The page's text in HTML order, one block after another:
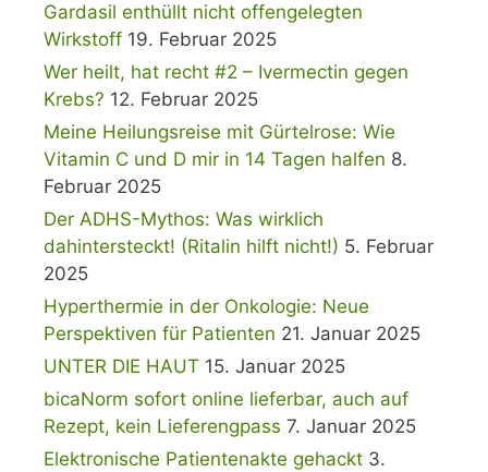
Gardasil enthüllt nicht offengelegten
Wirkstoff 19. Februar 2025
Wer heilt, hat recht #2 – Ivermectin gegen
Krebs? 12. Februar 2025
Meine Heilungsreise mit Gürtelrose: Wie
Vitamin C und D mir in 14 Tagen halfen 8.
Februar 2025
Der ADHS-Mythos: Was wirklich
dahintersteckt! (Ritalin hilft nicht!) 5. Februar
2025
Hyperthermie in der Onkologie: Neue
Perspektiven für Patienten 21. Januar 2025
UNTER DIE HAUT 15. Januar 2025
bicaNorm sofort online lieferbar, auch auf
Rezept, kein Lieferengpass 7. Januar 2025
Elektronische Patientenakte gehackt 3.